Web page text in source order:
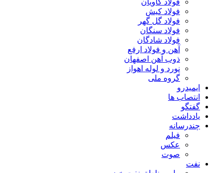
فولاد کیش
فولاد گل گهر
فولاد سنگان
فولاد شادگان
آهن و فولاد ارفع
ذوب آهن اصفهان
نورد و لوله اهواز
گروه ملی
ایمیدرو
انتصاب ها
گفتگو
یادداشت
چندرسانه
فیلم
عکس
صوت
نفت